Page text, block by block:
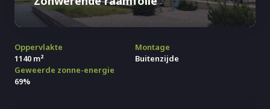
Oppervlakte
1140 m²
Montage
Buitenzijde
Geweerde zonne-energie
69%